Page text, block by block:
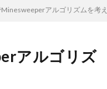
アルゴリズムを考
アルゴリズ